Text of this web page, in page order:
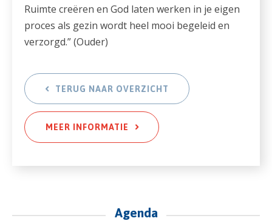
Ruimte creëren en God laten werken in je eigen
proces als gezin wordt heel mooi begeleid en
verzorgd.” (Ouder)
TERUG NAAR OVERZICHT
MEER INFORMATIE
Agenda